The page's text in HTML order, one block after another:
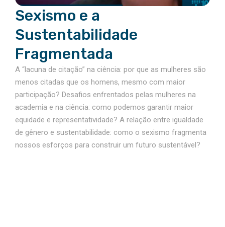
Sexismo e a
Sustentabilidade
Fragmentada
A “lacuna de citação” na ciência: por que as mulheres são
menos citadas que os homens, mesmo com maior
participação? Desafios enfrentados pelas mulheres na
academia e na ciência: como podemos garantir maior
equidade e representatividade? A relação entre igualdade
de gênero e sustentabilidade: como o sexismo fragmenta
nossos esforços para construir um futuro sustentável?